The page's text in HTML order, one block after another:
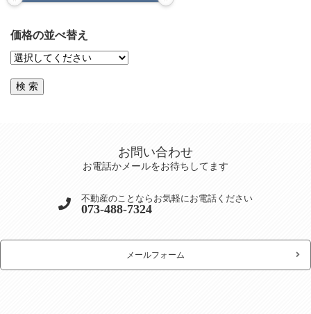
価格の並べ替え
お問い合わせ
お電話かメールをお待ちしてます
不動産のことならお気軽にお電話ください
073-488-7324
メールフォーム